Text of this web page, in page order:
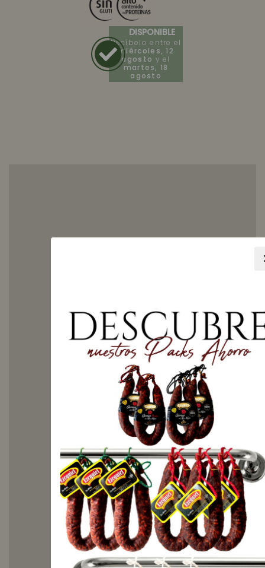
DISPONIBLE
Recíbelo entre el
miércoles, 12
agosto y el
martes, 18
agosto
selección
de
embutido
lista
para
tus
eventos
y
comidas.
Nuestra tabla de
embutidos es una
cuidada selección